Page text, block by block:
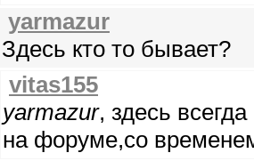
yarmazur
Здесь кто то бывает?
vitas155
yarmazur, здесь
на форуме,со